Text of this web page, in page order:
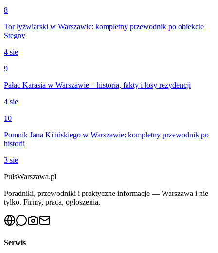
8
Tor łyżwiarski w Warszawie: kompletny przewodnik po obiekcie
Stegny
4 sie
9
Pałac Karasia w Warszawie – historia, fakty i losy rezydencji
4 sie
10
Pomnik Jana Kilińskiego w Warszawie: kompletny przewodnik po
historii
3 sie
PulsWarszawa.pl
Poradniki, przewodniki i praktyczne informacje — Warszawa i nie
tylko. Firmy, praca, ogłoszenia.
Serwis